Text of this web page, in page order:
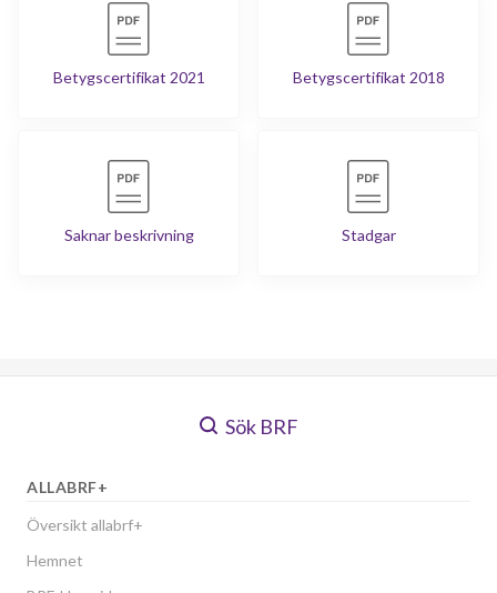
Betygscertifikat 2021 Betygscertifikat 2018
Saknar beskrivning Stadgar
Sök BRF
ALLABRF+
Översikt allabrf+
Hemnet